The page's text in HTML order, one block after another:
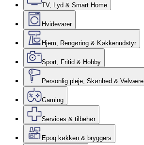
TV, Lyd & Smart Home
Hvidevarer
Hjem, Rengøring & Køkkenudstyr
Sport, Fritid & Hobby
Personlig pleje, Skønhed & Velvære
Gaming
Services & tilbehør
Epoq køkken & bryggers